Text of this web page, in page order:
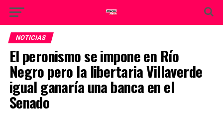
NOTICIAS
El peronismo se impone en Río
Negro pero la libertaria Villaverde
igual ganaría una banca en el
Senado